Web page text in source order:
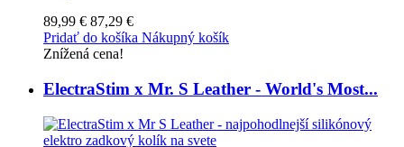
89,99 € 87,29 €
Pridať do košíka Nákupný košík
Znížená cena!
ElectraStim x Mr. S Leather - World's Most...